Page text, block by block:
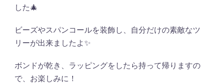
した🎄
ビーズやスパンコールを装飾し、自分だけの素敵なツ
リーが出来ましたよ✨
ボンドが乾き、ラッピングをしたら持って帰りますの
で、お楽しみに！